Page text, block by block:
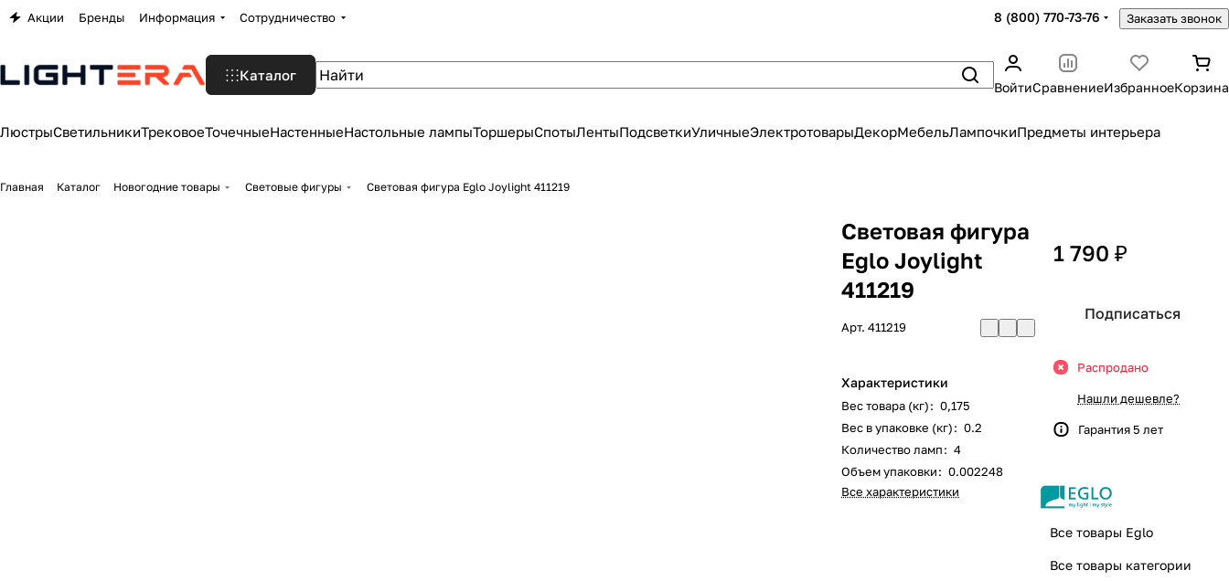
Акции Бренды Информация Сотрудничество 8 (800) 770-73-76 Заказать звонок
Каталог
ВойтиСравнениеИзбранноеКорзина
ЛюстрыСветильникиТрековоеТочечныеНастенныеНастольные лампыТоршерыСпотыЛентыПодсветкиУличныеЭлектротоварыДекорМебельЛампочкиПредметы интерьера
Главная Каталог Новогодние товары Световые фигуры Световая фигура Eglo Joylight 411219
Световая фигура
Eglo Joylight
411219
Арт. 411219
Характеристики
Вес товара (кг): 0,175
Вес в упаковке (кг): 0.2
Количество ламп: 4
Объем упаковки: 0.002248
Все характеристики
1 790 ₽
Подписаться
Распродано
Нашли дешевле?
Гарантия 5 лет
Все товары Eglo
Все товары категории